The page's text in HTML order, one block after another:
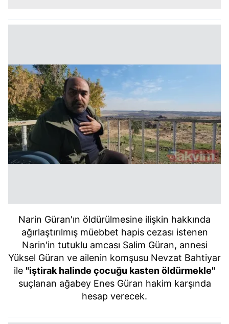
Narin Güran'ın öldürülmesine ilişkin hakkında
ağırlaştırılmış müebbet hapis cezası istenen
Narin'in tutuklu amcası Salim Güran, annesi
Yüksel Güran ve ailenin komşusu Nevzat Bahtiyar
ile "iştirak halinde çocuğu kasten öldürmekle"
suçlanan ağabey Enes Güran hakim karşında
hesap verecek.